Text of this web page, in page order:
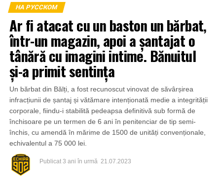
НА РУССКОМ
Ar fi atacat cu un baston un bărbat,
într-un magazin, apoi a șantajat o
tânără cu imagini intime. Bănuitul
și-a primit sentința
Un bărbat din Bălți, a fost recunoscut vinovat de săvârșirea
infracțiunii de șantaj și vătămare intenționată medie a integrității
corporale, fiindu-i stabilită pedeapsa definitivă sub formă de
închisoare pe un termen de 6 ani în penitenciar de tip semi-
închis, cu amendă în mărime de 1500 de unități convenționale,
echivalentul a 75 000 lei.
Publicat 3 ani în urmă 21.07.2023